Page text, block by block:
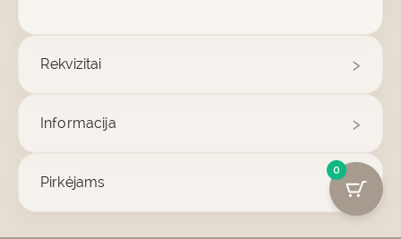
Rekvizitai
Informacija
Pirkėjams
0